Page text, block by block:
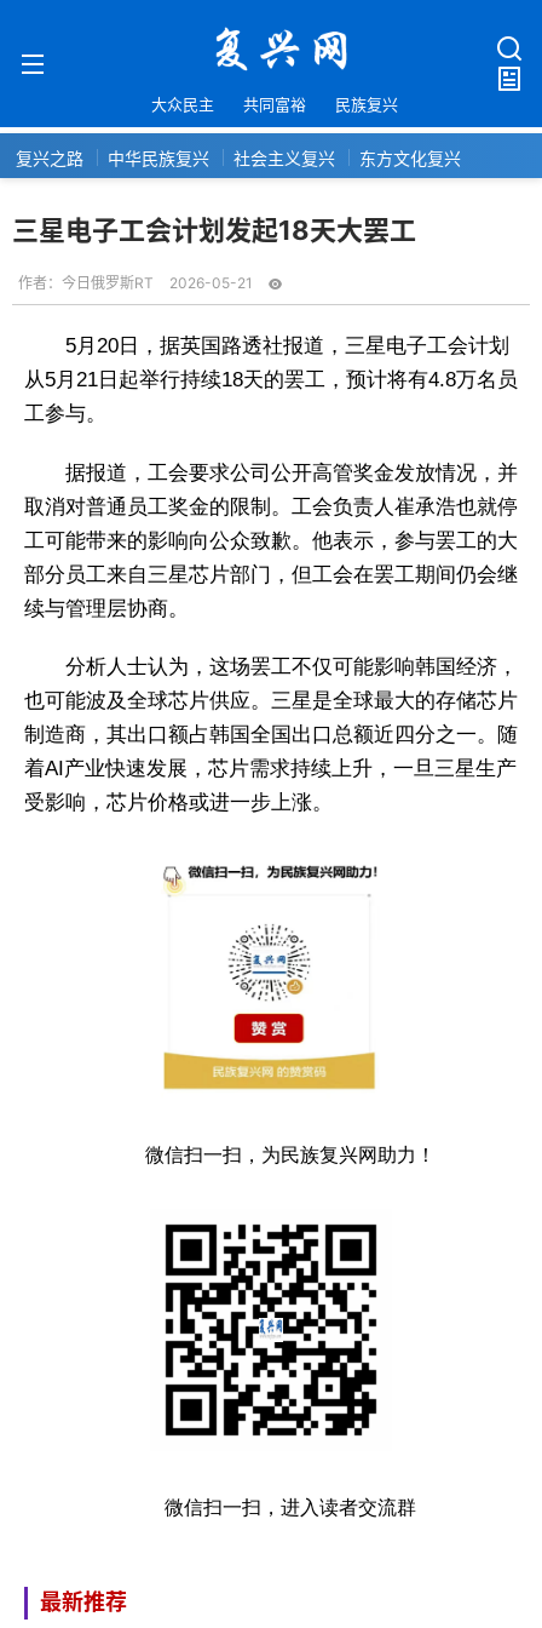
大众民主 共同富裕 民族复兴
复兴之路 中华民族复兴 社会主义复兴 东方文化复兴
三星电子工会计划发起18天大罢工
作者： 今日俄罗斯RT 2026-05-21
5月20日，据英国路透社报道，三星电子工会计划
从5月21日起举行持续18天的罢工，预计将有4.8万名员
工参与。
据报道，工会要求公司公开高管奖金发放情况，并
取消对普通员工奖金的限制。工会负责人崔承浩也就停
工可能带来的影响向公众致歉。他表示，参与罢工的大
部分员工来自三星芯片部门，但工会在罢工期间仍会继
续与管理层协商。
分析人士认为，这场罢工不仅可能影响韩国经济，
也可能波及全球芯片供应。三星是全球最大的存储芯片
制造商，其出口额占韩国全国出口总额近四分之一。随
着AI产业快速发展，芯片需求持续上升，一旦三星生产
受影响，芯片价格或进一步上涨。
微信扫一扫，为民族复兴网助力！
微信扫一扫，进入读者交流群
最新推荐